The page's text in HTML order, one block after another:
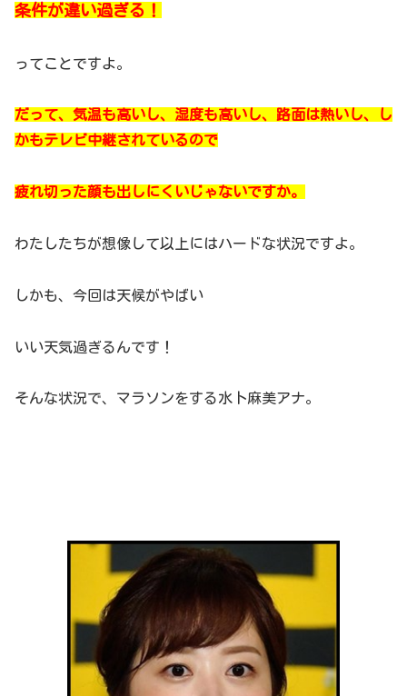
条件が違い過ぎる！
ってことですよ。
だって、気温も高いし、湿度も高いし、路面は熱いし、し
かもテレビ中継されているので
疲れ切った顔も出しにくいじゃないですか。
わたしたちが想像して以上にはハードな状況ですよ。
しかも、今回は天候がやばい
いい天気過ぎるんです！
そんな状況で、マラソンをする水卜麻美アナ。